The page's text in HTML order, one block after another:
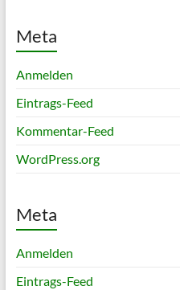
Meta
Anmelden
Eintrags-Feed
Kommentar-Feed
WordPress.org
Meta
Anmelden
Eintrags-Feed